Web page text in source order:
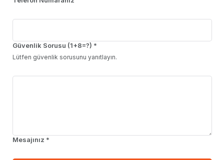
Güvenlik Sorusu (1+8=?) *
Lütfen güvenlik sorusunu yanıtlayın.
Mesajınız *